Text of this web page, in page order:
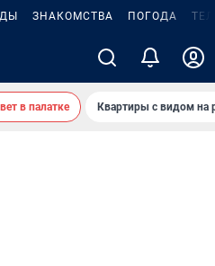
ЗНАКОМСТВА ПОГОДА
в палатке Квартиры с видом на